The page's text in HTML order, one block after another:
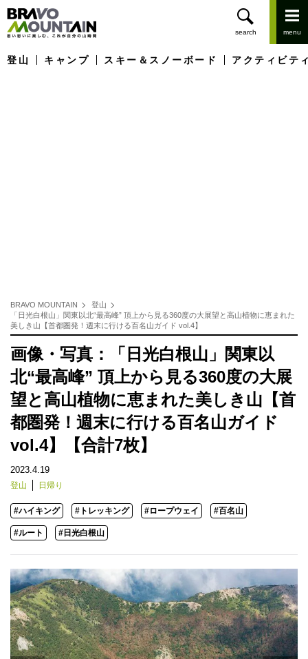
登山 キャンプ スキー＆スノーボード アクティビテ
BRAVO MOUNTAIN
登山
「日光白根山」関東以北“最高峰” 頂上から見る360度の大展望と高山植物に恵まれた
美しき山【首都圏発！週末に行ける百名山ガイド vol.4】
画像・写真：「日光白根山」関東以
北“最高峰” 頂上から見る360度の大展
望と高山植物に恵まれた美しき山【首
都圏発！週末に行ける百名山ガイド
vol.4】【合計7枚】
2023.4.19
登山 日帰り
#ハイキング #トレッキング #ロープウェイ #百名山
#ルート #日光白根山